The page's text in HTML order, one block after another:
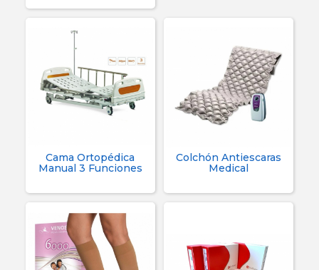
Cama Ortopédica
Manual 3 Funciones
Colchón Antiescaras
Medical